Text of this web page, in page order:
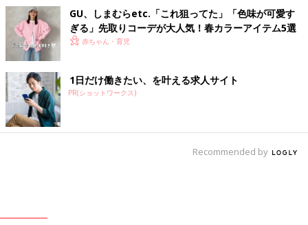
食にもちょうどよさそうですね。
セリアとダイソーの豆皿とプレートで離乳食！
GU、しまむらetc.「これ狙ってた」「色味が可愛す
ぎる」先取りコーデが大人気！春カラーアイテム5選
赤ちゃん・育児
1日だけ働きたい、を叶える求人サイト
PR(ショットワークス)
Recommended by